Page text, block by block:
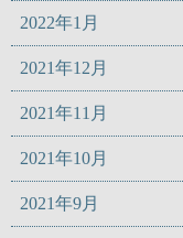
2022年1月
2021年12月
2021年11月
2021年10月
2021年9月